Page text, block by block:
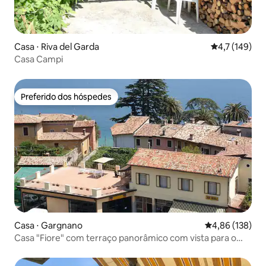
Casa ⋅ Riva del Garda 4,7 de uma
4,7 (149)
Casa Campi
Preferido dos hóspedes
Preferido dos hóspedes
Casa ⋅ Gargnano 4,86 de uma
4,86 (138)
Casa "Fiore" com terraço panorâmico com vista para o